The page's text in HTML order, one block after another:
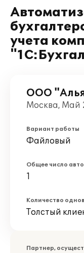
учета
ООО
Москва, Май
Вариант работы
Файловый
Общее число
1
Количество
Толстый
Партнер,